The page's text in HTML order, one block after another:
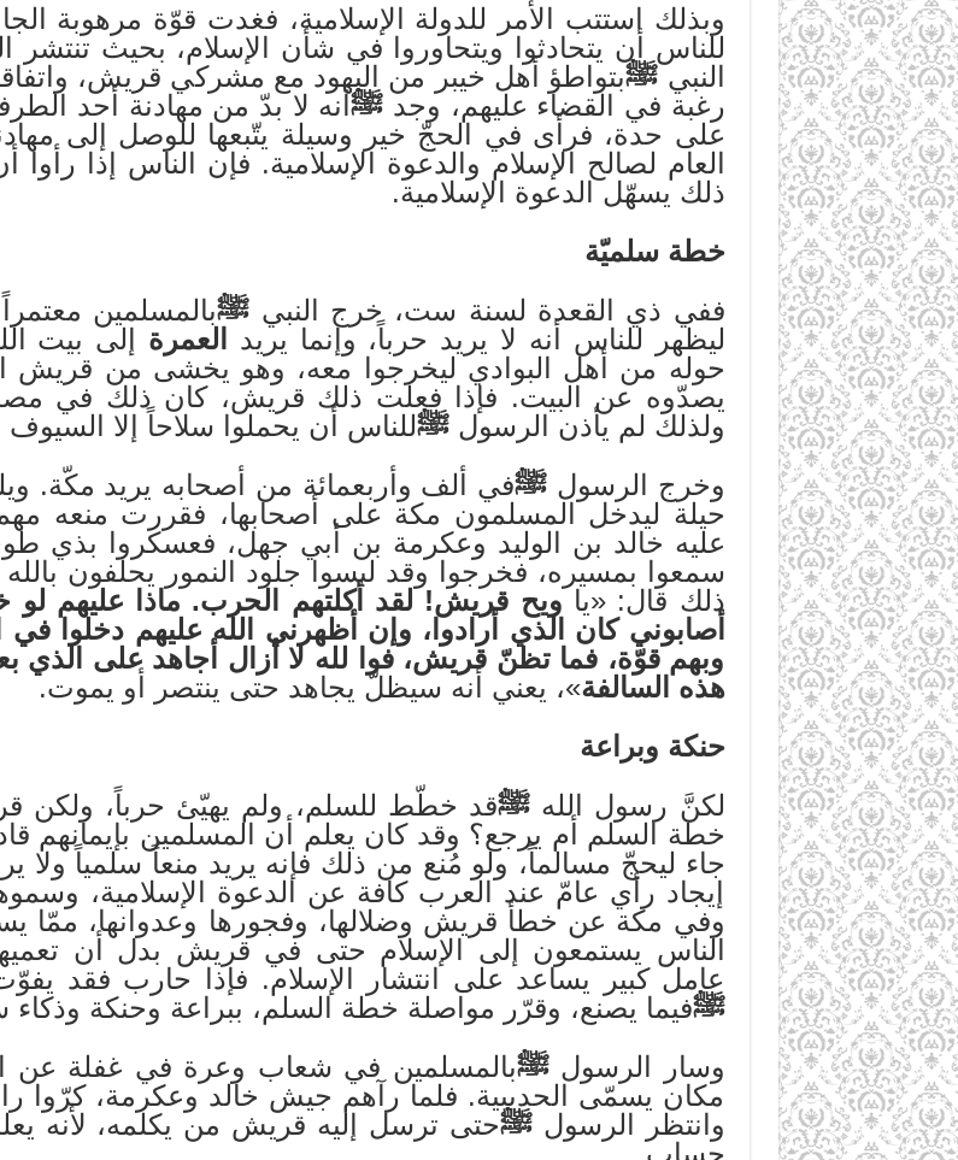
وبذلك استتب الأمر للدولة الإسلامية، فغدت قوّة مرهوبة
للناس أن يتحادثوا ويتحاوروا في شأن الإسلام، بحيث تنتشر
النبيﷺبتواطؤ أهل خيبر من اليهود مع مشركي قريش،
رغبة في القضاء عليهم، وجد ﷺأنه لا بدّ من مهادنة أحد
على حدة، فرأى في الحجّ خير وسيلة يتّبعها للوصل إلى
العام لصالح الإسلام والدعوة الإسلامية. فإن الناس إذا رأوا
ذلك يسهّل الدعوة الإسلامية.
خطة سلميّة
ففي ذي القعدة لسنة ست، خرج النبي ﷺبالمسلمين
ليظهر للناس أنه لا يريد حرباً، وإنما يريد
العمرة إلى بيت
حوله من أهل البوادي ليخرجوا معه، وهو يخشى من قريش
يصدّوه عن البيت. فإذا فعلت ذلك قريش، كان ذلك في
ولذلك لم يأذن الرسولﷺللناس أن يحملوا سلاحاً إلا
وخرج الرسول ﷺفي ألف وأربعمائة من أصحابه يريد مكّة.
حيلة ليدخل المسلمون مكة على أصحابها، فقررت منعه
عليه خالد بن الوليد وعكرمة بن أبي جهل، فعسكروا بذي
سمعوا بمسيره، فخرجوا وقد لبسوا جلود النمور يحلفون بالله
ذلك قال: «ياويح قريش! لقد أكلتهم الحرب. ماذا عليهم لو
أصابوني كان الذي أرادوا، وإن أظهرني الله عليهم دخلوا في
وبهم قوّة، فما تظنّ قريش، فوا لله لا أزال أجاهد على الذي
هذه السالفة»، يعني أنه سيظلّ يجاهد حتى ينتصر أو يموت.
حنكة وبراعة
لكنَّ رسول اللهﷺقد خطّط للسلم، ولم يهيّئ حرباً، ولكن
خطة السلم أم يرجع؟ وقد كان يعلم أن المسلمين بإيمانهم
جاء ليحجّ مسالماً، ولو مُنع من ذلك فإنه يريد منعاً سلمياً
إيجاد رأي عامّ عند العرب كافة عن الدعوة الإسلامية،
وفي مكة عن خطأ قريش وضلالها، وفجورها وعدوانها، ممّا
الناس يستمعون إلى الإسلام حتى في قريش بدل أن تعميهم
عامل كبير يساعد على انتشار الإسلام. فإذا حارب فقد
ﷺفيما يصنع، وقرّر مواصلة خطة السلم، ببراعة وحنكة
وسار الرسولﷺبالمسلمين في شعاب وعرة في غفلة عن
مكان يسمّى الحديبية. فلما رآهم جيش خالد وعكرمة، كرّوا
وانتظر الرسولﷺحتى ترسل إليه قريش من يكلمه، لأنه
حساب.